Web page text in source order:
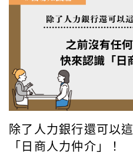
除了人力銀行還可以
「日商人力仲介」！